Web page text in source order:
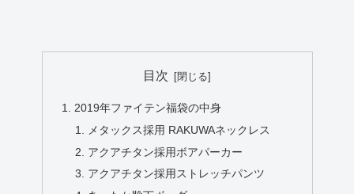
目次
2019年ファイテン福袋の中身
メタックス採用 RAKUWAネックレス
アクアチタン採用ボアパーカー
アクアチタン採用ストレッチパンツ